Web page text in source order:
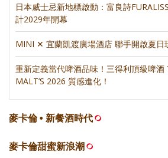
日本威士忌新地標啟動：富良詩
計2029年開幕
MINI ✕ 宜蘭凱渡廣場酒店 聯手開啟夏日
重新定義當代啤酒品味！三得利頂級啤酒
MALT’S 2026 質感進化！
麥卡倫 • 新餐酒時代
麥卡倫甜蜜新浪潮